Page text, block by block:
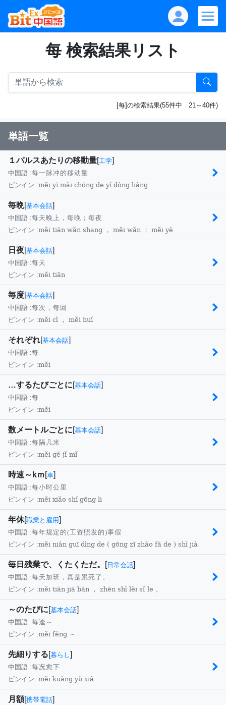
每 検索結果リスト
[每]の検索結果(55件中 21～40件)
単語一覧
１パルスあたりの移動量[工学]
中国語 :每一脉冲的移动量
ピンイン :měi yī mài chōng de yí dòng liàng
毎晩[基本会話]
中国語 :每天晚上，每晚；每夜
ピンイン :měi tiān wǎn shang ， měi wǎn ； měi yè
日夜[基本会話]
中国語 :每天
ピンイン :měi tiān
毎度[基本会話]
中国語 :每次，每回
ピンイン :měi cì ， měi huí
それぞれ[基本会話]
中国語 :每
ピンイン :měi
…するたびごとに[基本会話]
中国語 :每
ピンイン :měi
数メートルごとに[基本会話]
中国語 :每隔几米
ピンイン :měi gé jǐ mǐ
時速～kｍ[車]
中国語 :每小时公里
ピンイン :měi xiǎo shí gōng li
年休[職業と雇用]
中国語 :每年规定的(工资照发的)事假
ピンイン :měi nián guī dìng de ( gōng zī zhào fā de ) shì jià
毎日残業で、くたくただ。 [ 日常会話]
中国語 :每天加班，真是累死了。
ピンイン :měi tiān jiā bān ， zhēn shì lèi sǐ le 。
～のたびに[基本会話]
中国語 :每逢～
ピンイン :měi féng ～
先細りする[暮らし]
中国語 :每况愈下
ピンイン :měi kuàng yù xià
月額[携帯電話]